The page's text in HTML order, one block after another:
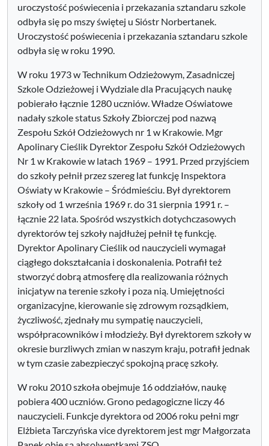
uroczystość poświecenia i przekazania sztandaru szkole
odbyła się po mszy świętej u Sióstr Norbertanek.
Uroczystość poświecenia i przekazania sztandaru szkole
odbyła się w roku 1990.
W roku 1973 w Technikum Odzieżowym, Zasadniczej
Szkole Odzieżowej i Wydziale dla Pracujących naukę
pobierało łącznie 1280 uczniów. Władze Oświatowe
nadały szkole status Szkoły Zbiorczej pod nazwą
Zespołu Szkół Odzieżowych nr 1 w Krakowie. Mgr
Apolinary Cieślik Dyrektor Zespołu Szkół Odzieżowych
Nr 1 w Krakowie w latach 1969 – 1991. Przed przyjściem
do szkoły pełnił przez szereg lat funkcję Inspektora
Oświaty w Krakowie – Śródmieściu. Był dyrektorem
szkoły od 1 września 1969 r. do 31 sierpnia 1991 r. –
łącznie 22 lata. Spośród wszystkich dotychczasowych
dyrektorów tej szkoły najdłużej pełnił tę funkcję.
Dyrektor Apolinary Cieślik od nauczycieli wymagał
ciągłego dokształcania i doskonalenia. Potrafił też
stworzyć dobrą atmosferę dla realizowania różnych
inicjatyw na terenie szkoły i poza nią. Umiejętności
organizacyjne, kierowanie się zdrowym rozsądkiem,
życzliwość, zjednały mu sympatię nauczycieli,
współpracowników i młodzieży. Był dyrektorem szkoły w
okresie burzliwych zmian w naszym kraju, potrafił jednak
w tym czasie zabezpieczyć spokojną pracę szkoły.
W roku 2010 szkoła obejmuje 16 oddziałów, naukę
pobiera 400 uczniów. Grono pedagogiczne liczy 46
nauczycieli. Funkcje dyrektora od 2006 roku pełni mgr
Elżbieta Tarczyńska vice dyrektorem jest mgr Małgorzata